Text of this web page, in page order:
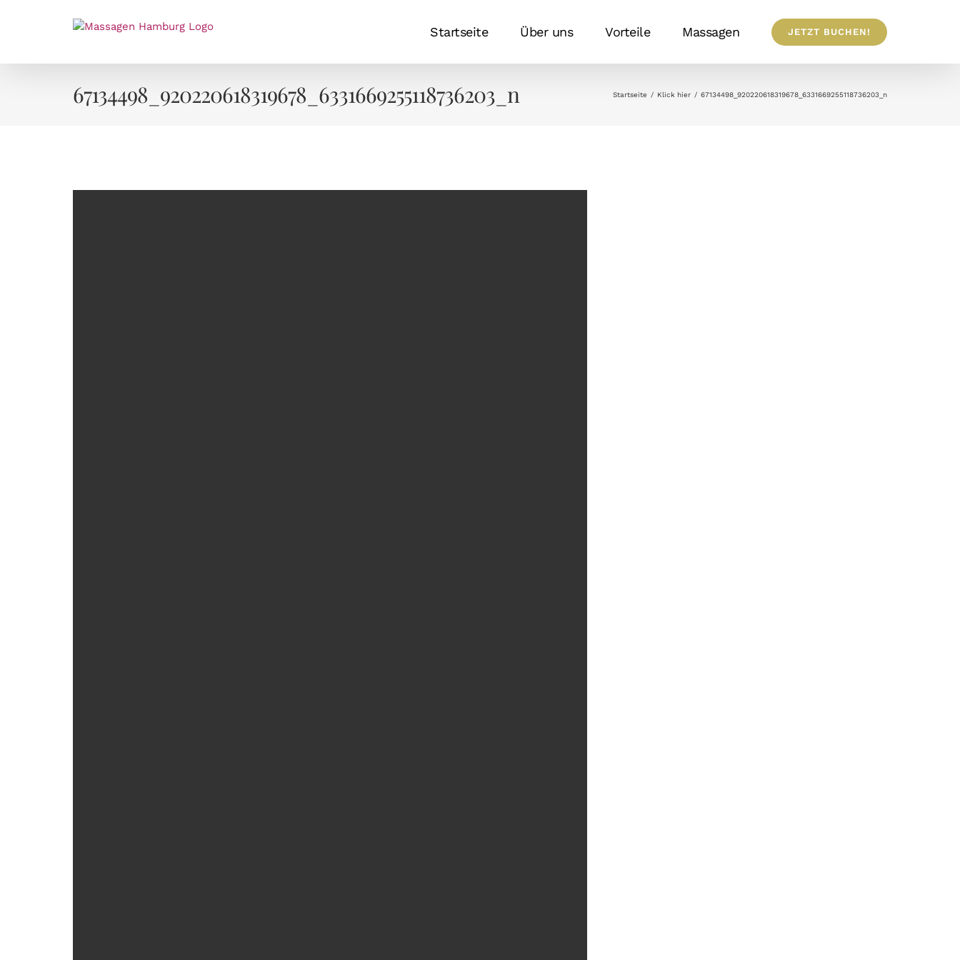
Startseite Über uns Vorteile Massagen JETZT BUCHEN!
67134498_920220618319678_6331669255118736203_n Startseite Klick hier 67134498_920220618319678_6331669255118736203_n